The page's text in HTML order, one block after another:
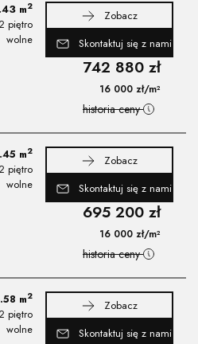
m2
piętro
wolne
Zobacz
Skontaktuj się z nami
742 880 zł
16 000 zł/m²
historia ceny
m2
piętro
wolne
Zobacz
Skontaktuj się z nami
695 200 zł
16 000 zł/m²
historia ceny
m2
piętro
wolne
Zobacz
Skontaktuj się z nami